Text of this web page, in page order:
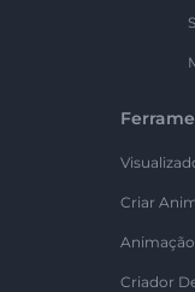
Criar
Criador